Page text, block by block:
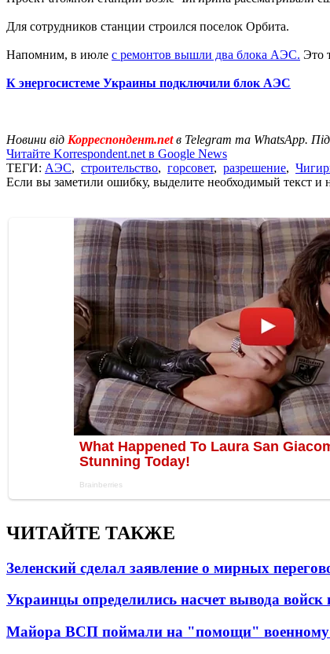
Для сотрудников станции строился поселок Орбита.
Напомним, в июле с ремонтов вышли два блока АЭС. Это
К энергосистеме Украины подключили блок АЭС
Новини від Корреспондент.netв Telegram та WhatsApp.
Читайте Korrespondent.net в Google News
ТЕГИ: АЭС, строительство, горсовет, разрешение,
Если вы заметили ошибку, выделите необходимый текст
ЧИТАЙТЕ ТАКЖЕ
Зеленский сделал заявление о мирных
Украинцы определились насчет вывода войск
Майора ВСП поймали на "помощи"